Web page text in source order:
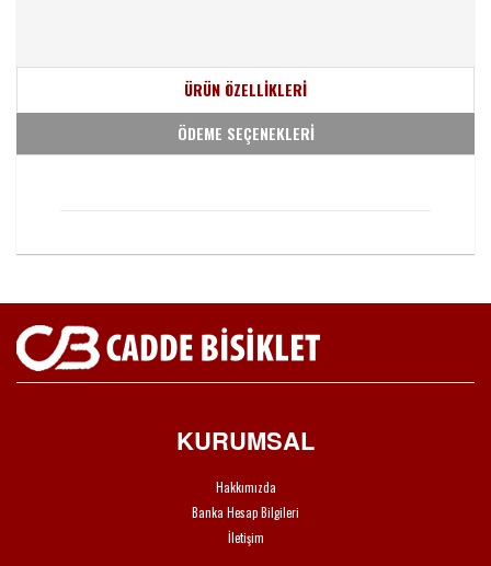
ÜRÜN ÖZELLİKLERİ
ÖDEME SEÇENEKLERİ
KURUMSAL
Hakkımızda
Banka Hesap Bilgileri
İletişim